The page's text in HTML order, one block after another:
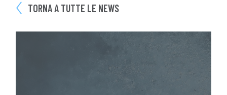
TORNA A TUTTE LE NEWS